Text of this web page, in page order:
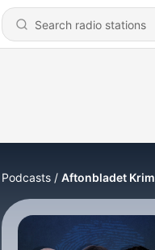
Podcasts Aftonbladet Krim